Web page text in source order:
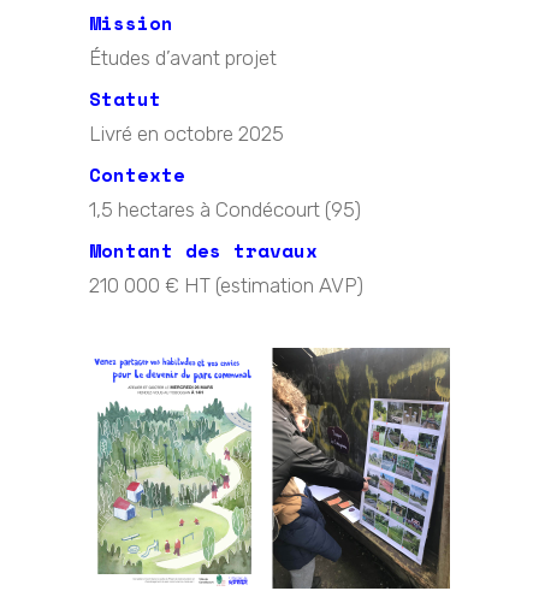
Mission
Études d’avant projet
Statut
Livré en octobre 2025
Contexte
1,5 hectares à Condécourt (95)
Montant des travaux
210 000 € HT (estimation AVP)